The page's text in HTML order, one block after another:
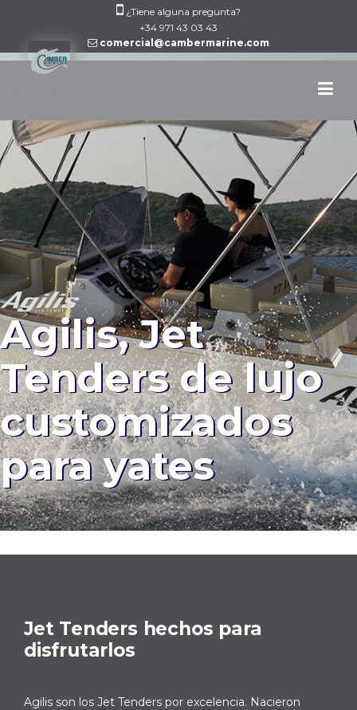
¿Tiene alguna pregunta?
+34 971 43 03 43
comercial@cambermarine.com
Agilis, Jet
Tenders de lujo
customizados
para yates
Jet Tenders hechos para
disfrutarlos
Agilis son los Jet Tenders por excelencia. Nacieron